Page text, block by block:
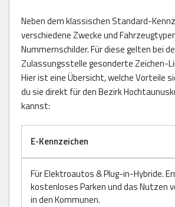
Neben dem klassischen Standard-
verschiedene Zwecke und
Nummernschilder. Für diese gelten bei
Zulassungsstelle gesonderte Zeichen-
Hier ist eine Übersicht, welche Vorteile
du sie direkt für den Bezirk
kannst:
E-Kennzeichen
Für Elektroautos & Plug-in-Hybride.
kostenloses Parken und das Nutzen
in den Kommunen.